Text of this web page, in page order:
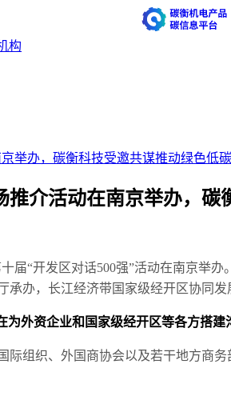
构
举办，碳衡科技受邀共谋推动绿色低
介活动在南京举办，
届“开发区对话500强”活动在南京举
办，长江经济带国家级经开区协同发
为外资企业和国家级经开区等各方搭
组织、外国商协会以及若干地方商务